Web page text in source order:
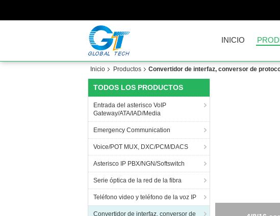
INICIO
Inicio Productos Convertidor de interfaz, conversor de
TODOS LOS PRODUCTOS
Entrada del asterisco VoIP
Gateway/ATA/IAD/Media
Emergency Communication
Voice/POT MUX, DXC/PCM/DACS
Asterisco IP PBX/NGN/Softswitch
Serie óptica de la red de la fibra
Teléfono video y teléfono de la voz IP
Convertidor de interfaz, conversor de